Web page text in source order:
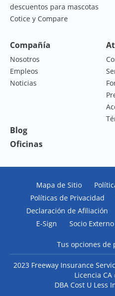
descuentos para mascotas
Cotice y Compare
Compañía
Nosotros
Empleos
Noticias
Blog
Oficinas
Mapa de Sitio
Políticas de Privacidad
Declaración de Afiliación
E-Sign
Socio
Tus opciones de
2023 Freeway Insurance
Licencia CA
DBA Cost U Less